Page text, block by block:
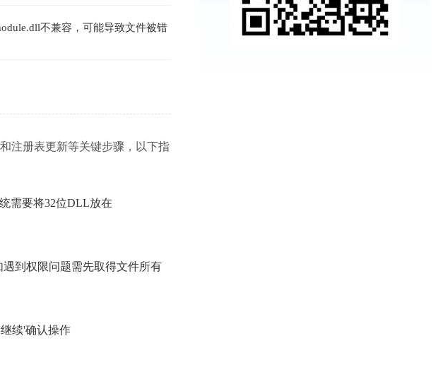
不兼容，可能导致文件被错
注册表更新等关键步骤，以下指
需要将32位DLL放在
遇到权限问题需先取得文件所有
续'确认操作